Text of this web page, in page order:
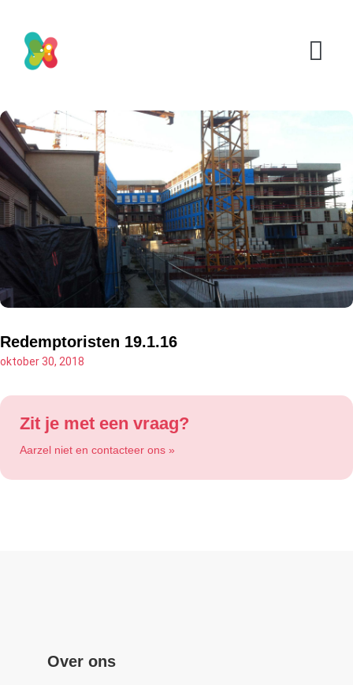
Redemptoristen 19.1.16
oktober 30, 2018
Zit je met een vraag?
Aarzel niet en contacteer ons »
Over ons